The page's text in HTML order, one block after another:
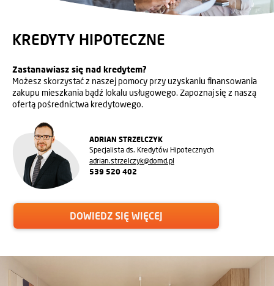
KREDYTY HIPOTECZNE
Zastanawiasz się nad kredytem?
Możesz skorzystać z naszej pomocy przy uzyskaniu finansowania
zakupu mieszkania bądź lokalu usługowego. Zapoznaj się z naszą
ofertą pośrednictwa kredytowego.
DOWIEDZ SIĘ WIĘCEJ
ADRIAN STRZELCZYK
Specjalista ds. Kredytów Hipotecznych
adrian.strzelczyk@domd.pl
539 520 402